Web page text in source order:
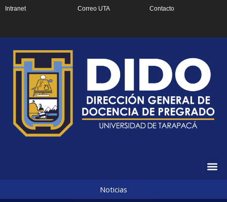
Intranet Correo UTA Contacto
Noticias